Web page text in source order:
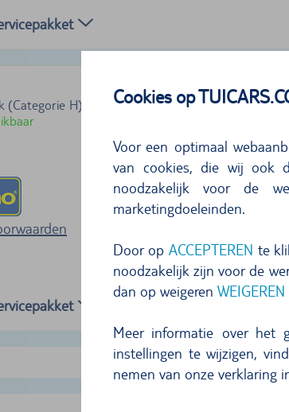
Cookies op
Voor een optimaal
van cookies, die wij ook
noodzakelijk voor de
marketingdoeleinden.
Door op ACCEPTEREN te
noodzakelijk zijn voor de
dan op weigeren WEIGEREN
Meer informatie over het
instellingen te wijzigen,
nemen van onze verklaring
(Categorie H)
Meer aanbiedingen